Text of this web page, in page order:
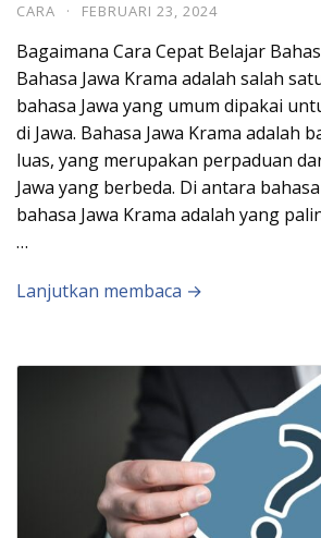
CARA · FEBRUARI 23, 2024
Bagaimana Cara Cepat Belajar
Bahasa Jawa Krama adalah salah
bahasa Jawa yang umum dipakai
di Jawa. Bahasa Jawa Krama adalah
luas, yang merupakan perpaduan
Jawa yang berbeda. Di antara
bahasa Jawa Krama adalah yang
…
Lanjutkan membaca →